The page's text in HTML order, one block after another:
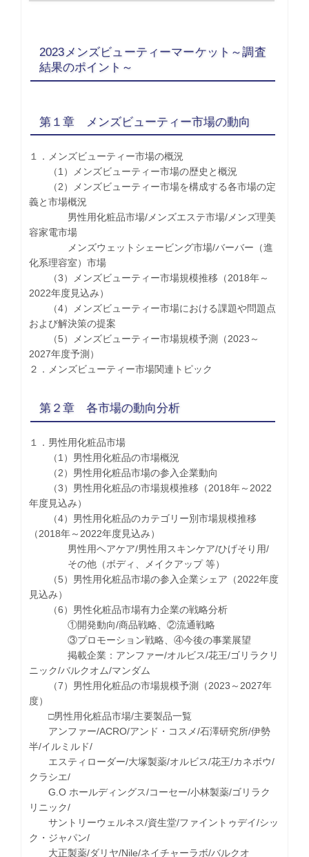
2023メンズビューティーマーケット～調査
結果のポイント～
第１章 メンズビューティー市場の動向
１．メンズビューティー市場の概況
（1）メンズビューティー市場の歴史と概況
（2）メンズビューティー市場を構成する各市場の定
義と市場概況
男性用化粧品市場/メンズエステ市場/メンズ理美
容家電市場
メンズウェットシェービング市場/バーバー（進
化系理容室）市場
（3）メンズビューティー市場規模推移（2018年～
2022年度見込み）
（4）メンズビューティー市場における課題や問題点
および解決策の提案
（5）メンズビューティー市場規模予測（2023～
2027年度予測）
２．メンズビューティー市場関連トピック
第２章 各市場の動向分析
１．男性用化粧品市場
（1）男性用化粧品の市場概況
（2）男性用化粧品市場の参入企業動向
（3）男性用化粧品の市場規模推移（2018年～2022
年度見込み）
（4）男性用化粧品のカテゴリー別市場規模推移
（2018年～2022年度見込み）
男性用ヘアケア/男性用スキンケア/ひげそり用/
その他（ボディ、メイクアップ 等）
（5）男性用化粧品市場の参入企業シェア（2022年度
見込み）
（6）男性化粧品市場有力企業の戦略分析
①開発動向/商品戦略、②流通戦略
③プロモーション戦略、④今後の事業展望
掲載企業：アンファー/オルビス/花王/ゴリラクリ
ニック/バルクオム/マンダム
（7）男性用化粧品の市場規模予測（2023～2027年
度）
□男性用化粧品市場/主要製品一覧
アンファー/ACRO/アンド・コスメ/石澤研究所/伊勢
半/イルミルド/
エスティローダー/大塚製薬/オルビス/花王/カネボウ/
クラシエ/
G.O ホールディングス/コーセー/小林製薬/ゴリラク
リニック/
サントリーウェルネス/資生堂/ファイントゥデイ/シッ
ク・ジャパン/
大正製薬/ダリヤ/Nile/ネイチャーラボ/バルクオ